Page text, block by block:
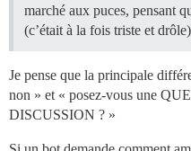
marché aux puces, pensant
(c’était à la fois triste et
Je pense que la principale
non » et « posez-vous une
DISCUSSION ? »